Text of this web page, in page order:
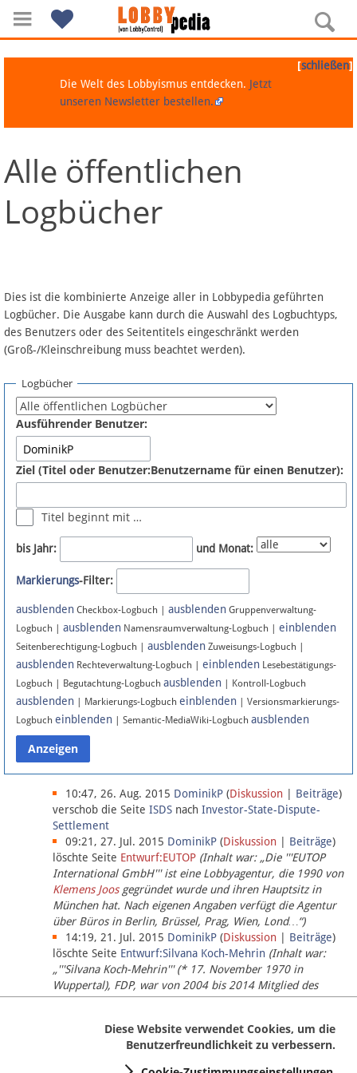
Navigation
Über Lobbypedia
Artikel nach Kategorien
FAQ
Fördermitglied werden
Fehler melden
Newsletter
Bluesky
Facebook
Instagram
Anmelden
Datenschutz
Über Lobbypedia
Impressum
[schließen]
Die Welt des Lobbyismus entdecken. Jetzt
unseren Newsletter bestellen.
Alle öffentlichen
Logbücher
Dies ist die kombinierte Anzeige aller in Lobbypedia geführten
Logbücher. Die Ausgabe kann durch die Auswahl des Logbuchtyps,
des Benutzers oder des Seitentitels eingeschränkt werden
(Groß-/Kleinschreibung muss beachtet werden).
Logbücher
Ausführender Benutzer:
Ziel (Titel oder Benutzer:Benutzername für einen Benutzer):
Titel beginnt mit …
bis Jahr: und Monat:
Markierungs-Filter:
ausblenden Checkbox-Logbuch | ausblenden Gruppenverwaltung-
Logbuch | ausblenden Namensraumverwaltung-Logbuch | einblenden
Seitenberechtigung-Logbuch | ausblenden Zuweisungs-Logbuch |
ausblenden Rechteverwaltung-Logbuch | einblenden Lesebestätigungs-
Logbuch | Begutachtung-Logbuch ausblenden | Kontroll-Logbuch
ausblenden | Markierungs-Logbuch einblenden | Versionsmarkierungs-
Logbuch einblenden | Semantic-MediaWiki-Logbuch ausblenden
10:47, 26. Aug. 2015 DominikP (Diskussion Beiträge)
verschob die Seite ISDS nach Investor-State-Dispute-
Settlement
09:21, 27. Jul. 2015 DominikP (Diskussion Beiträge)
löschte Seite Entwurf:EUTOP (Inhalt war: „Die '''EUTOP
International GmbH''' ist eine Lobbyagentur, die 1990 von
Klemens Joosgegründet wurde und ihren Hauptsitz in
München hat. Nach eigenen Angaben verfügt die Agentur
über Büros in Berlin, Brüssel, Prag, Wien, Lond…“)
14:19, 21. Jul. 2015 DominikP (Diskussion Beiträge)
löschte Seite Entwurf:Silvana Koch-Mehrin (Inhalt war:
„'''Silvana Koch-Mehrin''' (* 17. November 1970 in
Wuppertal), FDP, war von 2004 bis 2014 Mitglied des
Europäischen Parlaments, seit November 2014 ist sie für
Diese Website verwendet Cookies, um die
Benutzerfreundlichkeit zu verbessern.